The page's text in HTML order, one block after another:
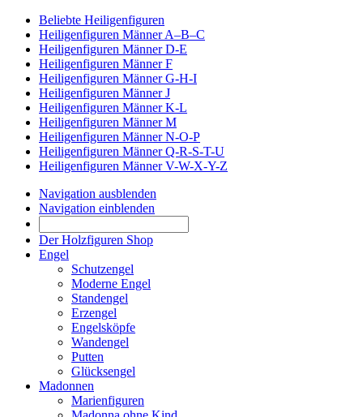
Beliebte Heiligenfiguren
Heiligenfiguren Männer A–B–C
Heiligenfiguren Männer D-E
Heiligenfiguren Männer F
Heiligenfiguren Männer G-H-I
Heiligenfiguren Männer J
Heiligenfiguren Männer K-L
Heiligenfiguren Männer M
Heiligenfiguren Männer N-O-P
Heiligenfiguren Männer Q-R-S-T-U
Heiligenfiguren Männer V-W-X-Y-Z
Navigation ausblenden
Navigation einblenden
Der Holzfiguren Shop
Engel
Schutzengel
Moderne Engel
Standengel
Erzengel
Engelsköpfe
Wandengel
Putten
Glücksengel
Madonnen
Marienfiguren